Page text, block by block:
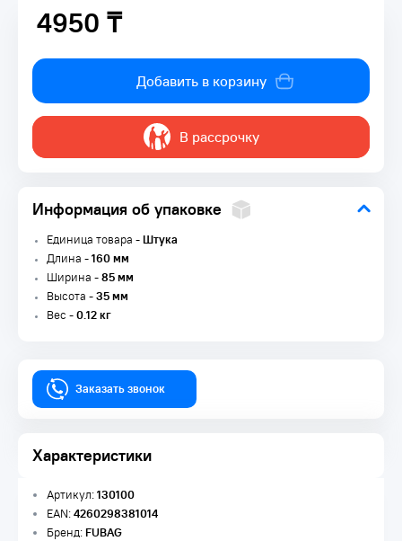
4950 ₸
4950 ₸
Добавить в корзину
В рассрочку
Информация об упаковке
Единица товара -Штука
Длина -160 мм
Ширина -85 мм
Высота -35 мм
Вес -0.12 кг
Заказать звонок
Характеристики
Артикул:130100
EAN:4260298381014
Бренд:FUBAG